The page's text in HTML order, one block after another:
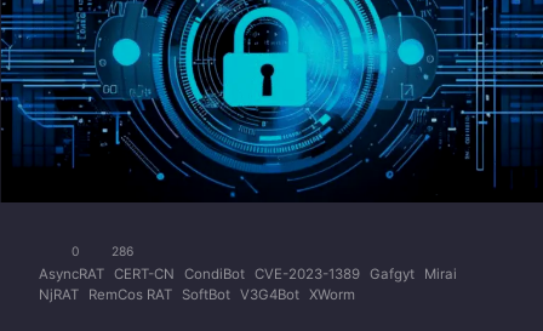
0 286
AsyncRAT CERT-CN CondiBot CVE-2023-1389 Gafgyt
Mirai
NjRAT
RemCos RAT SoftBot V3G4Bot XWorm